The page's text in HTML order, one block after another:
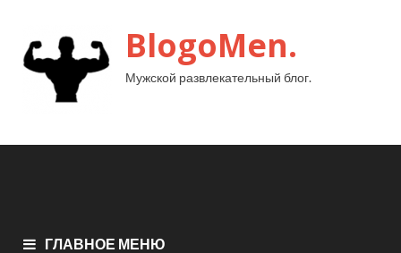
BlogoMen.
Мужской развлекательный блог.
ГЛАВНОЕ МЕНЮ